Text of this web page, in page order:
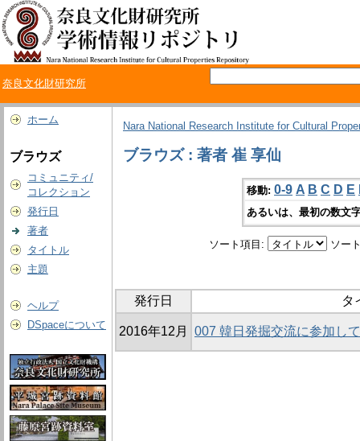
奈良文化財研究所
ホーム
ブラウズ
コミュニティ/
コレクション
発行日
著者
タイトル
主題
ヘルプ
DSpaceについて
Nara National Research Institute for Cultural
ブラウズ : 著者 崔 享仙
移動: 0-9 A B C D E
あるいは、最初の数文
ソート項目: ソー
発行日 タ
2016年12月 007 韓日発掘交流に参加して